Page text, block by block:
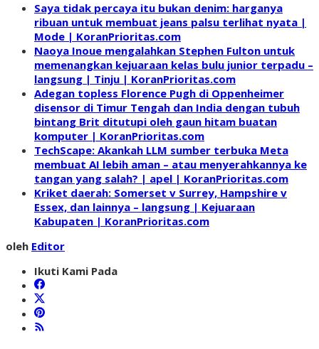
Saya tidak percaya itu bukan denim: harganya
ribuan untuk membuat jeans palsu terlihat nyata |
Mode | KoranPrioritas.com
Naoya Inoue mengalahkan Stephen Fulton untuk
memenangkan kejuaraan kelas bulu junior terpadu –
langsung | Tinju | KoranPrioritas.com
Adegan topless Florence Pugh di Oppenheimer
disensor di Timur Tengah dan India dengan tubuh
bintang Brit ditutupi oleh gaun hitam buatan
komputer | KoranPrioritas.com
TechScape: Akankah LLM sumber terbuka Meta
membuat AI lebih aman – atau menyerahkannya ke
tangan yang salah? | apel | KoranPrioritas.com
Kriket daerah: Somerset v Surrey, Hampshire v
Essex, dan lainnya – langsung | Kejuaraan
Kabupaten | KoranPrioritas.com
oleh Editor
Ikuti Kami Pada